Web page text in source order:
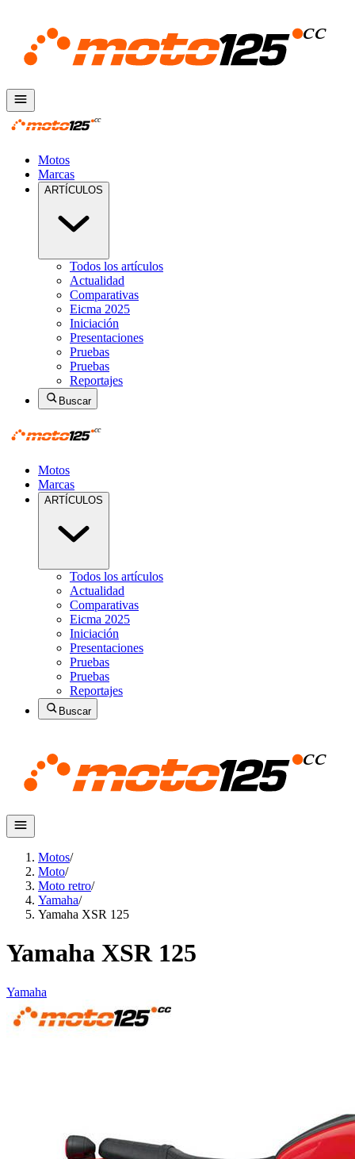
Motos
Marcas
ARTÍCULOS
Todos los artículos
Actualidad
Comparativas
Eicma 2025
Iniciación
Presentaciones
Pruebas
Pruebas
Reportajes
Buscar
Motos
Marcas
ARTÍCULOS
Todos los artículos
Actualidad
Comparativas
Eicma 2025
Iniciación
Presentaciones
Pruebas
Pruebas
Reportajes
Buscar
Motos/
Moto/
Moto retro/
Yamaha/
Yamaha XSR 125
Yamaha XSR 125
Yamaha